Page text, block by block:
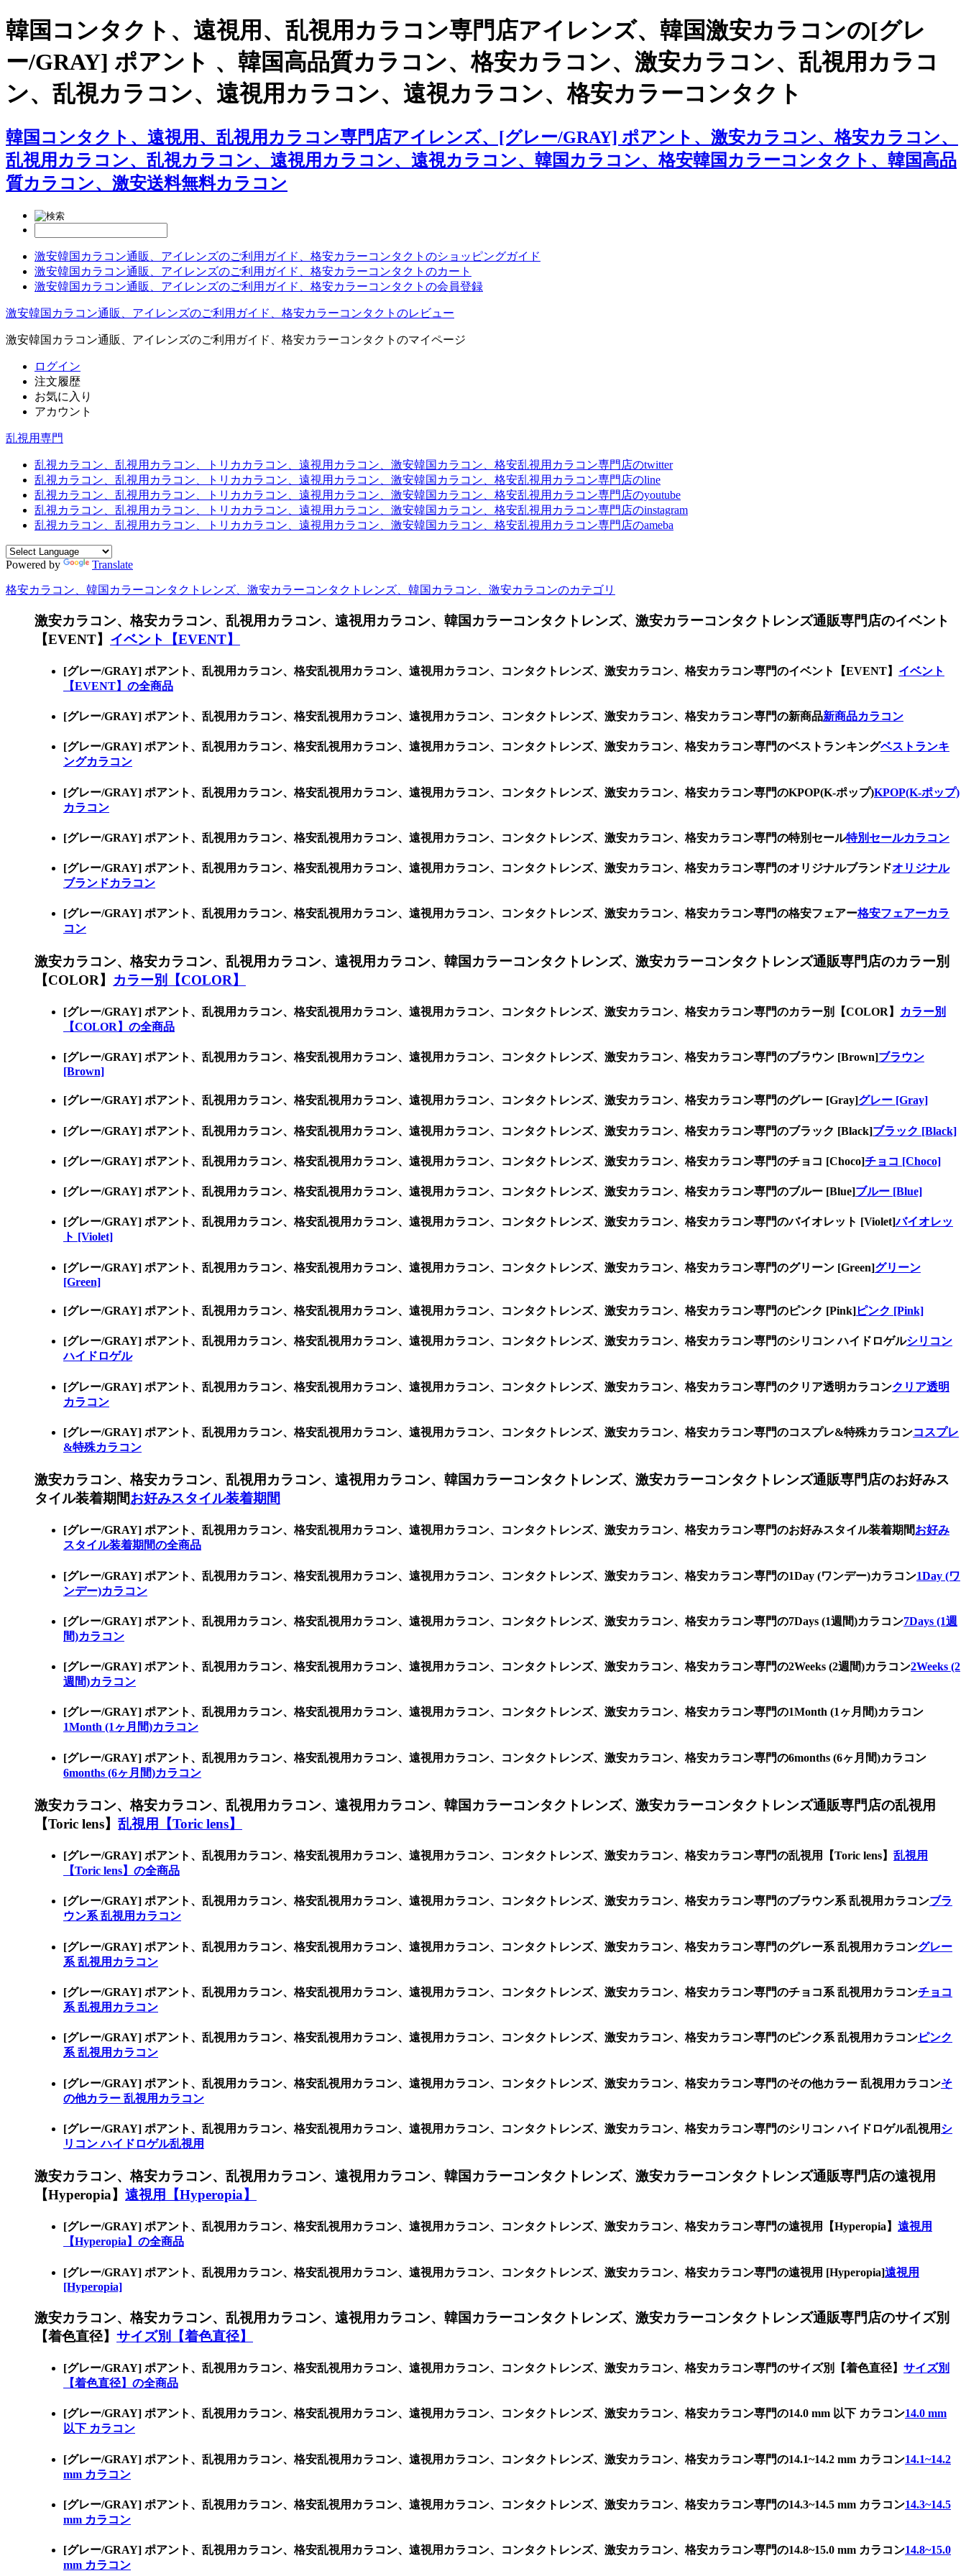
韓国コンタクト、遠視用、乱視用カラコン専門店アイレンズ、韓国激安カラコンの[グレ
ー/GRAY] ポアント 、韓国高品質カラコン、格安カラコン、激安カラコン、乱視用カラコ
ン、乱視カラコン、遠視用カラコン、遠視カラコン、格安カラーコンタクト
韓国コンタクト、遠視用、乱視用カラコン専門店アイレンズ、[グレー/GRAY] ポアント、激安カラコン、格安カラコン、
乱視用カラコン、乱視カラコン、遠視用カラコン、遠視カラコン、韓国カラコン、格安韓国カラーコンタクト、韓国高品
質カラコン、激安送料無料カラコン
激安韓国カラコン通販、アイレンズのご利用ガイド、格安カラーコンタクトのショッピングガイド
激安韓国カラコン通販、アイレンズのご利用ガイド、格安カラーコンタクトのカート
激安韓国カラコン通販、アイレンズのご利用ガイド、格安カラーコンタクトの会員登録
激安韓国カラコン通販、アイレンズのご利用ガイド、格安カラーコンタクトのレビュー
激安韓国カラコン通販、アイレンズのご利用ガイド、格安カラーコンタクトのマイページ
ログイン
注文履歴
お気に入り
アカウント
乱視用専門
乱視カラコン、乱視用カラコン、トリカカラコン、遠視用カラコン、激安韓国カラコン、格安乱視用カラコン専門店のtwitter
乱視カラコン、乱視用カラコン、トリカカラコン、遠視用カラコン、激安韓国カラコン、格安乱視用カラコン専門店のline
乱視カラコン、乱視用カラコン、トリカカラコン、遠視用カラコン、激安韓国カラコン、格安乱視用カラコン専門店のyoutube
乱視カラコン、乱視用カラコン、トリカカラコン、遠視用カラコン、激安韓国カラコン、格安乱視用カラコン専門店のinstagram
乱視カラコン、乱視用カラコン、トリカカラコン、遠視用カラコン、激安韓国カラコン、格安乱視用カラコン専門店のameba
Powered by Translate
格安カラコン、韓国カラーコンタクトレンズ、激安カラーコンタクトレンズ、韓国カラコン、激安カラコンのカテゴリ
激安カラコン、格安カラコン、乱視用カラコン、遠視用カラコン、韓国カラーコンタクトレンズ、激安カラーコンタクトレンズ通販専門店のイベント
【EVENT】 イベント【EVENT】
[グレー/GRAY] ポアント、乱視用カラコン、格安乱視用カラコン、遠視用カラコン、コンタクトレンズ、激安カラコン、格安カラコン専門のイベント【EVENT】 イベント
【EVENT】の全商品
[グレー/GRAY] ポアント、乱視用カラコン、格安乱視用カラコン、遠視用カラコン、コンタクトレンズ、激安カラコン、格安カラコン専門の新商品新商品カラコン
[グレー/GRAY] ポアント、乱視用カラコン、格安乱視用カラコン、遠視用カラコン、コンタクトレンズ、激安カラコン、格安カラコン専門のベストランキングベストランキ
ングカラコン
[グレー/GRAY] ポアント、乱視用カラコン、格安乱視用カラコン、遠視用カラコン、コンタクトレンズ、激安カラコン、格安カラコン専門のKPOP(K-ポップ)KPOP(K-ポップ)
カラコン
[グレー/GRAY] ポアント、乱視用カラコン、格安乱視用カラコン、遠視用カラコン、コンタクトレンズ、激安カラコン、格安カラコン専門の特別セール特別セールカラコン
[グレー/GRAY] ポアント、乱視用カラコン、格安乱視用カラコン、遠視用カラコン、コンタクトレンズ、激安カラコン、格安カラコン専門のオリジナルブランドオリジナル
ブランドカラコン
[グレー/GRAY] ポアント、乱視用カラコン、格安乱視用カラコン、遠視用カラコン、コンタクトレンズ、激安カラコン、格安カラコン専門の格安フェアー格安フェアーカラ
コン
激安カラコン、格安カラコン、乱視用カラコン、遠視用カラコン、韓国カラーコンタクトレンズ、激安カラーコンタクトレンズ通販専門店のカラー別
【COLOR】 カラー別【COLOR】
[グレー/GRAY] ポアント、乱視用カラコン、格安乱視用カラコン、遠視用カラコン、コンタクトレンズ、激安カラコン、格安カラコン専門のカラー別【COLOR】
カラー別
【COLOR】の全商品
[グレー/GRAY] ポアント、乱視用カラコン、格安乱視用カラコン、遠視用カラコン、コンタクトレンズ、激安カラコン、格安カラコン専門のブラウン [Brown]ブラウン
[Brown]
[グレー/GRAY] ポアント、乱視用カラコン、格安乱視用カラコン、遠視用カラコン、コンタクトレンズ、激安カラコン、格安カラコン専門のグレー [Gray]グレー [Gray]
[グレー/GRAY] ポアント、乱視用カラコン、格安乱視用カラコン、遠視用カラコン、コンタクトレンズ、激安カラコン、格安カラコン専門のブラック [Black]ブラック [Black]
[グレー/GRAY] ポアント、乱視用カラコン、格安乱視用カラコン、遠視用カラコン、コンタクトレンズ、激安カラコン、格安カラコン専門のチョコ [Choco]チョコ [Choco]
[グレー/GRAY] ポアント、乱視用カラコン、格安乱視用カラコン、遠視用カラコン、コンタクトレンズ、激安カラコン、格安カラコン専門のブルー [Blue]ブルー [Blue]
[グレー/GRAY] ポアント、乱視用カラコン、格安乱視用カラコン、遠視用カラコン、コンタクトレンズ、激安カラコン、格安カラコン専門のバイオレット [Violet]バイオレッ
ト [Violet]
[グレー/GRAY] ポアント、乱視用カラコン、格安乱視用カラコン、遠視用カラコン、コンタクトレンズ、激安カラコン、格安カラコン専門のグリーン [Green]グリーン
[Green]
[グレー/GRAY] ポアント、乱視用カラコン、格安乱視用カラコン、遠視用カラコン、コンタクトレンズ、激安カラコン、格安カラコン専門のピンク [Pink]ピンク [Pink]
[グレー/GRAY] ポアント、乱視用カラコン、格安乱視用カラコン、遠視用カラコン、コンタクトレンズ、激安カラコン、格安カラコン専門のシリコン ハイドロゲルシリコン
ハイドロゲル
[グレー/GRAY] ポアント、乱視用カラコン、格安乱視用カラコン、遠視用カラコン、コンタクトレンズ、激安カラコン、格安カラコン専門のクリア透明カラコンクリア透明
カラコン
[グレー/GRAY] ポアント、乱視用カラコン、格安乱視用カラコン、遠視用カラコン、コンタクトレンズ、激安カラコン、格安カラコン専門のコスプレ&特殊カラコンコスプレ
&特殊カラコン
激安カラコン、格安カラコン、乱視用カラコン、遠視用カラコン、韓国カラーコンタクトレンズ、激安カラーコンタクトレンズ通販専門店のお好みス
タイル装着期間お好みスタイル装着期間
[グレー/GRAY] ポアント、乱視用カラコン、格安乱視用カラコン、遠視用カラコン、コンタクトレンズ、激安カラコン、格安カラコン専門のお好みスタイル装着期間お好み
スタイル装着期間の全商品
[グレー/GRAY] ポアント、乱視用カラコン、格安乱視用カラコン、遠視用カラコン、コンタクトレンズ、激安カラコン、格安カラコン専門の1Day (ワンデー)カラコン1Day (ワ
ンデー)カラコン
[グレー/GRAY] ポアント、乱視用カラコン、格安乱視用カラコン、遠視用カラコン、コンタクトレンズ、激安カラコン、格安カラコン専門の7Days (1週間)カラコン7Days (1週
間)カラコン
[グレー/GRAY] ポアント、乱視用カラコン、格安乱視用カラコン、遠視用カラコン、コンタクトレンズ、激安カラコン、格安カラコン専門の2Weeks (2週間)カラコン2Weeks (2
週間)カラコン
[グレー/GRAY] ポアント、乱視用カラコン、格安乱視用カラコン、遠視用カラコン、コンタクトレンズ、激安カラコン、格安カラコン専門の1Month (1ヶ月間)カラコン
1Month (1ヶ月間)カラコン
[グレー/GRAY] ポアント、乱視用カラコン、格安乱視用カラコン、遠視用カラコン、コンタクトレンズ、激安カラコン、格安カラコン専門の6months (6ヶ月間)カラコン
6months (6ヶ月間)カラコン
激安カラコン、格安カラコン、乱視用カラコン、遠視用カラコン、韓国カラーコンタクトレンズ、激安カラーコンタクトレンズ通販専門店の乱視用
【Toric lens】 乱視用【Toric lens】
[グレー/GRAY] ポアント、乱視用カラコン、格安乱視用カラコン、遠視用カラコン、コンタクトレンズ、激安カラコン、格安カラコン専門の乱視用【Toric lens】 乱視用
【Toric lens】の全商品
[グレー/GRAY] ポアント、乱視用カラコン、格安乱視用カラコン、遠視用カラコン、コンタクトレンズ、激安カラコン、格安カラコン専門のブラウン系 乱視用カラコンブラ
ウン系 乱視用カラコン
[グレー/GRAY] ポアント、乱視用カラコン、格安乱視用カラコン、遠視用カラコン、コンタクトレンズ、激安カラコン、格安カラコン専門のグレー系 乱視用カラコングレー
系 乱視用カラコン
[グレー/GRAY] ポアント、乱視用カラコン、格安乱視用カラコン、遠視用カラコン、コンタクトレンズ、激安カラコン、格安カラコン専門のチョコ系 乱視用カラコンチョコ
系 乱視用カラコン
[グレー/GRAY] ポアント、乱視用カラコン、格安乱視用カラコン、遠視用カラコン、コンタクトレンズ、激安カラコン、格安カラコン専門のピンク系 乱視用カラコンピンク
系 乱視用カラコン
[グレー/GRAY] ポアント、乱視用カラコン、格安乱視用カラコン、遠視用カラコン、コンタクトレンズ、激安カラコン、格安カラコン専門のその他カラー 乱視用カラコンそ
の他カラー 乱視用カラコン
[グレー/GRAY] ポアント、乱視用カラコン、格安乱視用カラコン、遠視用カラコン、コンタクトレンズ、激安カラコン、格安カラコン専門のシリコン ハイドロゲル乱視用 シ
リコン ハイドロゲル乱視用
激安カラコン、格安カラコン、乱視用カラコン、遠視用カラコン、韓国カラーコンタクトレンズ、激安カラーコンタクトレンズ通販専門店の遠視用
【Hyperopia】 遠視用【Hyperopia】
[グレー/GRAY] ポアント、乱視用カラコン、格安乱視用カラコン、遠視用カラコン、コンタクトレンズ、激安カラコン、格安カラコン専門の遠視用【Hyperopia】 遠視用
【Hyperopia】の全商品
[グレー/GRAY] ポアント、乱視用カラコン、格安乱視用カラコン、遠視用カラコン、コンタクトレンズ、激安カラコン、格安カラコン専門の遠視用 [Hyperopia]遠視用
[Hyperopia]
激安カラコン、格安カラコン、乱視用カラコン、遠視用カラコン、韓国カラーコンタクトレンズ、激安カラーコンタクトレンズ通販専門店のサイズ別
【着色直径】 サイズ別【着色直径】
[グレー/GRAY] ポアント、乱視用カラコン、格安乱視用カラコン、遠視用カラコン、コンタクトレンズ、激安カラコン、格安カラコン専門のサイズ別【着色直径】 サイズ別
【着色直径】の全商品
[グレー/GRAY] ポアント、乱視用カラコン、格安乱視用カラコン、遠視用カラコン、コンタクトレンズ、激安カラコン、格安カラコン専門の14.0 mm 以下 カラコン14.0 mm
以下 カラコン
[グレー/GRAY] ポアント、乱視用カラコン、格安乱視用カラコン、遠視用カラコン、コンタクトレンズ、激安カラコン、格安カラコン専門の14.1~14.2 mm カラコン14.1~14.2
mm カラコン
[グレー/GRAY] ポアント、乱視用カラコン、格安乱視用カラコン、遠視用カラコン、コンタクトレンズ、激安カラコン、格安カラコン専門の14.3~14.5 mm カラコン14.3~14.5
mm カラコン
[グレー/GRAY] ポアント、乱視用カラコン、格安乱視用カラコン、遠視用カラコン、コンタクトレンズ、激安カラコン、格安カラコン専門の14.8~15.0 mm カラコン14.8~15.0
mm カラコン